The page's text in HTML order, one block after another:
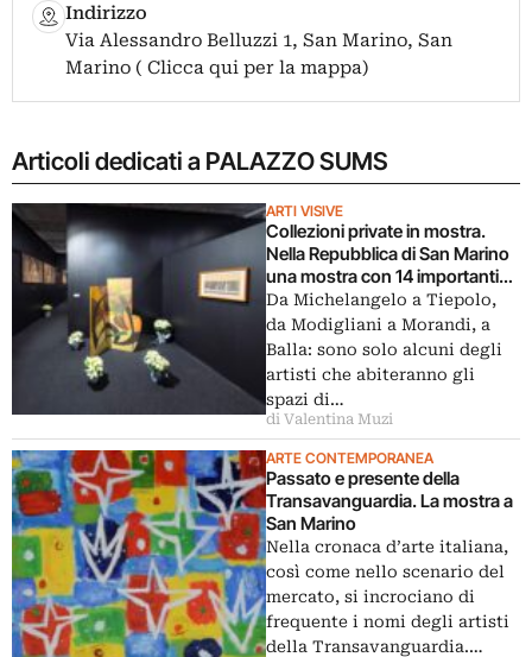
Indirizzo
Via Alessandro Belluzzi 1, San Marino, San
Marino ( Clicca qui per la mappa)
Articoli dedicati a PALAZZO SUMS
ARTI VISIVE
Collezioni private in mostra.
Nella Repubblica di San Marino
una mostra con 14 importanti
opere
Da Michelangelo a Tiepolo,
da Modigliani a Morandi, a
Balla: sono solo alcuni degli
artisti che abiteranno gli
spazi di…
di Valentina Muzi
ARTE CONTEMPORANEA
Passato e presente della
Transavanguardia. La mostra a
San Marino
Nella cronaca d’arte italiana,
così come nello scenario del
mercato, si incrociano di
frequente i nomi degli artisti
della Transavanguardia.…